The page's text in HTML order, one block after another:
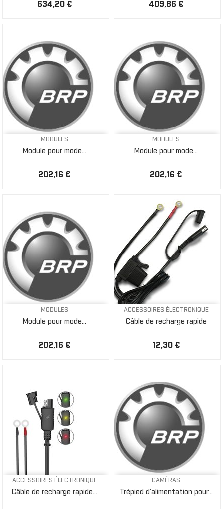
634,20 € 409,86 €
MODULES
Module pour mode...
202,16 €
MODULES
Module pour mode...
202,16 €
MODULES
Module pour mode...
202,16 €
ACCESSOIRES ÉLECTRONIQUE
Câble de recharge rapide
12,30 €
ACCESSOIRES ÉLECTRONIQUE
Câble de recharge rapide...
CAMÉRAS
Trépied d'alimentation pour...